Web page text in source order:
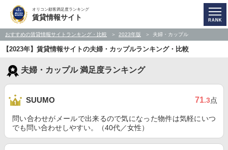
オリコン顧客満足度ランキング
賃貸情報サイト
おすすめの賃貸情報サイトランキング・比較 2023年版 夫婦・カップル
【2023年】賃貸情報サイトの夫婦・カップルランキング・比較
夫婦・カップル 満足度ランキング
SUUMO 71.3点
問い合わせがメールで出来るので気になった物件は気軽にいつ
でも問い合わせしやすい。（40代／女性）